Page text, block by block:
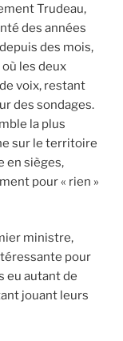
Trudeau,
des années
des mois,
les deux
voix, restant
des sondages.
la plus
sur le territoire
en sièges,
pour « rien »
ministre,
pour
eu autant de
jouant leurs